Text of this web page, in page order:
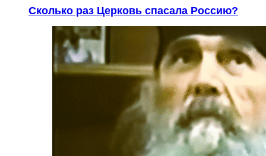
Сколько раз Церковь спасала Россию?